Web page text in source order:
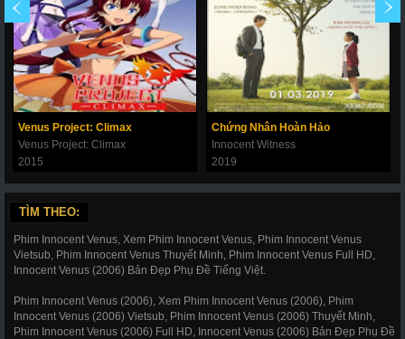
Venus Project: Climax
Venus Project: Climax
2015
Chứng Nhân Hoàn Hảo
Innocent Witness
2019
TÌM THEO:
Phim Innocent Venus, Xem Phim Innocent Venus, Phim Innocent Venus
Vietsub, Phim Innocent Venus Thuyết Minh, Phim Innocent Venus Full HD,
Innocent Venus (2006) Bản Đẹp Phụ Đề Tiếng Việt.
Phim Innocent Venus (2006), Xem Phim Innocent Venus (2006), Phim
Innocent Venus (2006) Vietsub, Phim Innocent Venus (2006) Thuyết Minh,
Phim Innocent Venus (2006) Full HD, Innocent Venus (2006) Bản Đẹp Phụ Đề